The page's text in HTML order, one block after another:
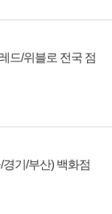
드/위블로 전국 점
기/부산) 백화점